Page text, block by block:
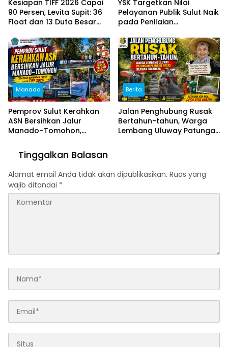
Kesiapan TIFF 2026 Capai
90 Persen, Levita Supit: 36
Float dan 13 Duta Besar
YSK Targetkan Nilai
Pelayanan Publik Sulut Naik
pada Penilaian
Manado
Pemprov Sulut Kerahkan
ASN Bersihkan Jalur
Manado–Tomohon,
untuk TIFF 2026
Berita
Jalan Penghubung Rusak
Bertahun-tahun, Warga
Lembang Uluway Patungan
Tinggalkan Balasan
Alamat email Anda tidak akan dipublikasikan. Ruas yang
wajib ditandai *